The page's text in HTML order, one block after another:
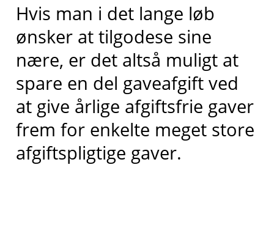
Hvis man i det lange løb
ønsker at tilgodese sine
nære, er det altså muligt at
spare en del gaveafgift ved
at give årlige afgiftsfrie gaver
frem for enkelte meget store
afgiftspligtige gaver.